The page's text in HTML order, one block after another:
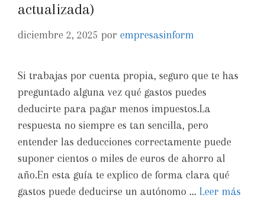
actualizada)
diciembre 2, 2025 por empresasinform
Si trabajas por cuenta propia, seguro que te has
preguntado alguna vez qué gastos puedes
deducirte para pagar menos impuestos.La
respuesta no siempre es tan sencilla, pero
entender las deducciones correctamente puede
suponer cientos o miles de euros de ahorro al
año.En esta guía te explico de forma clara qué
gastos puede deducirse un autónomo … Leer más